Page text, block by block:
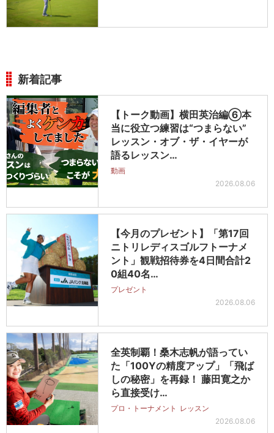
新着記事
【トーク動画】横田英治編⑥本
当に役立つ練習は“つまらない”
レッスン・オブ・ザ・イヤーが
語るレッスン…
動画
2026.08.06
【今月のプレゼント】「第17回
ニトリレディスゴルフトーナメ
ント」観戦招待券を4日間合計2
0組40名…
プレゼント
2026.08.06
全英制覇！桑木志帆が語ってい
た「100Yの精度アップ」「飛ば
しの秘密」を再録！ 藤田寛之か
ら直接受け…
プロ・トーナメント レッスン
2026.08.06